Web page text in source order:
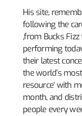
His site,
following the
‚from Bucks
performing
their latest
the world’s
resource‘ with
month, and
people every